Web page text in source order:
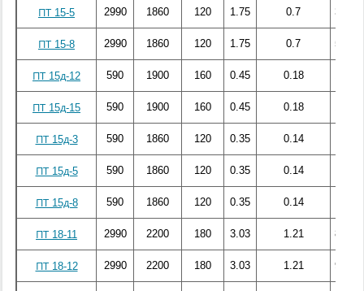
ПТ 15-5 2990 1860 120 1.75 0.7 33.46
ПТ 15-8 2990 1860 120 1.75 0.7 55.98
ПТ 15д-12 590 1900 160 0.45 0.18
ПТ 15д-15 590 1900 160 0.45 0.18
ПТ 15д-3 590 1860 120 0.35 0.14
ПТ 15д-5 590 1860 120 0.35 0.14
ПТ 15д-8 590 1860 120 0.35 0.14
ПТ 18-11 2990 2200 180 3.03 1.21 85.48
ПТ 18-12 2990 2200 180 3.03 1.21 92.36